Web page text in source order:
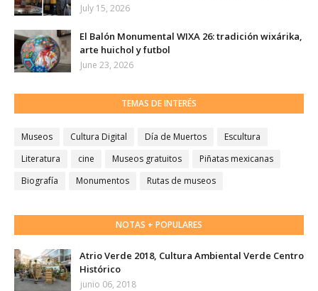
July 15, 2026
El Balón Monumental WIXA 26: tradición wixárika,
arte huichol y futbol
June 23, 2026
TEMAS DE INTERÉS
Museos Cultura Digital Día de Muertos
Escultura
Literatura
cine Museos gratuitos
Piñatas mexicanas
Biografía
Monumentos Rutas de museos
NOTAS + POPULARES
Atrio Verde 2018, Cultura Ambiental Verde Centro
Histórico
junio 06, 2018